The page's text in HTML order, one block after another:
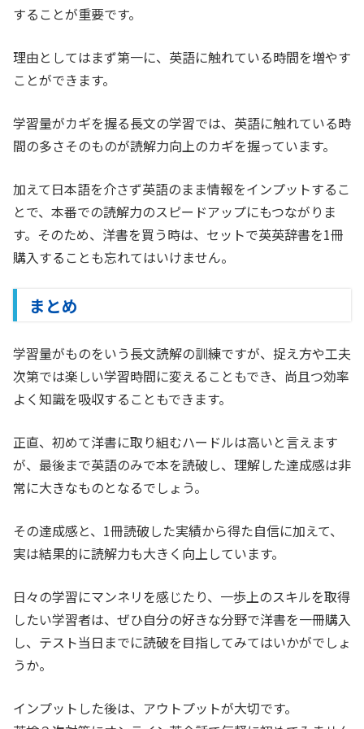
することが重要です。
理由としてはまず第一に、英語に触れている時間を増やす
ことができます。
学習量がカギを握る長文の学習では、英語に触れている時
間の多さそのものが読解力向上のカギを握っています。
加えて日本語を介さず英語のまま情報をインプットするこ
とで、本番での読解力のスピードアップにもつながりま
す。そのため、洋書を買う時は、セットで英英辞書を1冊
購入することも忘れてはいけません。
まとめ
学習量がものをいう長文読解の訓練ですが、捉え方や工夫
次第では楽しい学習時間に変えることもでき、尚且つ効率
よく知識を吸収することもできます。
正直、初めて洋書に取り組むハードルは高いと言えます
が、最後まで英語のみで本を読破し、理解した達成感は非
常に大きなものとなるでしょう。
その達成感と、1冊読破した実績から得た自信に加えて、
実は結果的に読解力も大きく向上しています。
日々の学習にマンネリを感じたり、一歩上のスキルを取得
したい学習者は、ぜひ自分の好きな分野で洋書を一冊購入
し、テスト当日までに読破を目指してみてはいかがでしょ
うか。
インプットした後は、アウトプットが大切です。